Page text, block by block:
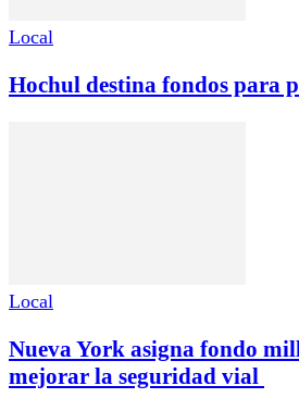
Local
Hochul destina fondos para
Local
Nueva York asigna fondo
mejorar la seguridad vial